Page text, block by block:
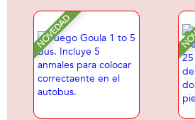
juego! 18x23x5,5
NOVEDAD